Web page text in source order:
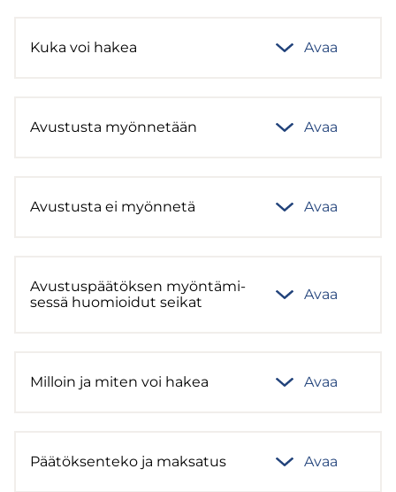
Kuka voi hakea Avaa
Avus­tus­ta myön­ne­tään Avaa
Avus­tus­ta ei myön­ne­tä Avaa
Avus­tus­pää­tök­sen myön­tä­mi­
ses­sä huo­mioi­dut sei­kat
Avaa
Mil­loin ja miten voi hakea Avaa
Pää­tök­sen­te­ko ja mak­sa­tus Avaa